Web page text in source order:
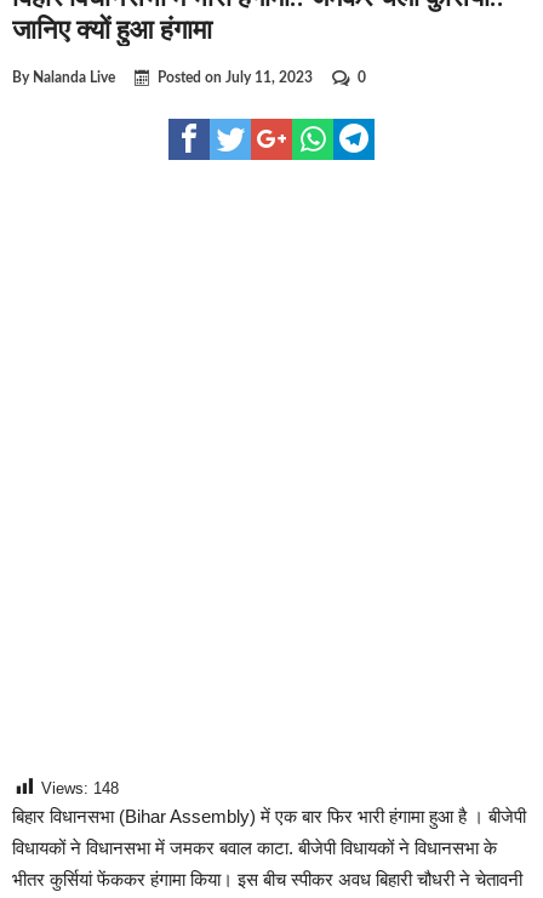
घूसखोर अफसरों पर एक्शन.. दो-दो अफसर घूस लेते गिरफ्तार
बिहार में एक और सिक्स लेन की मंजूरी.. जानिए किन-किन जिलों से गुजरेगा ?
क्रिकेटर ईशान किशन की शादी फिक्स, गर्लफ्रेंड से होगी शादी.. ईशान के
बिहारवासियों के लिए खुशखबरी.. बिहटा से भी बड़ा बनेगा एयरपोर्ट .. जानिए
जानिए क्यों हुआ हंगामा
By Nalanda Live Posted on July 11, 2023 0
Views: 148
बिहार विधानसभा (Bihar Assembly) में एक बार फिर भारी हंगामा हुआ है । बीजेपी
विधायकों ने विधानसभा में जमकर बवाल काटा. बीजेपी विधायकों ने विधानसभा के
भीतर कुर्सियां फेंककर हंगामा किया। इस बीच स्पीकर अवध बिहारी चौधरी ने चेतावनी